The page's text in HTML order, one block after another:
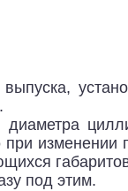
под этим.